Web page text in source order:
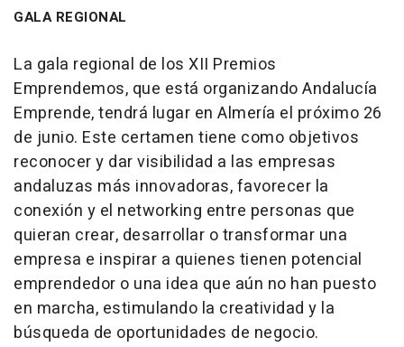
GALA REGIONAL
La gala regional de los XII Premios
Emprendemos, que está organizando Andalucía
Emprende, tendrá lugar en Almería el próximo 26
de junio. Este certamen tiene como objetivos
reconocer y dar visibilidad a las empresas
andaluzas más innovadoras, favorecer la
conexión y el networking entre personas que
quieran crear, desarrollar o transformar una
empresa e inspirar a quienes tienen potencial
emprendedor o una idea que aún no han puesto
en marcha, estimulando la creatividad y la
búsqueda de oportunidades de negocio.